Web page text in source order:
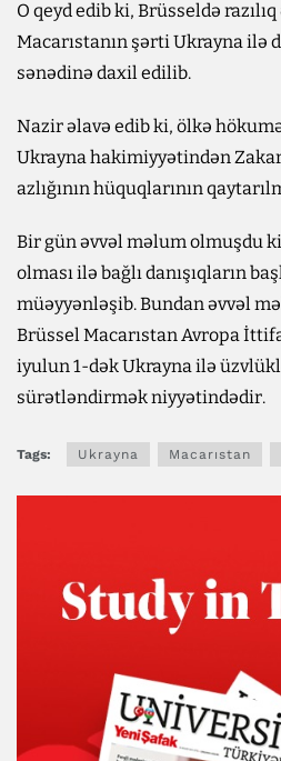
O qeyd edib ki, Brüsseldə
Macarıstanın şərti Ukrayna ilə
sənədinə daxil edilib.
Nazir əlavə edib ki, ölkə
Ukrayna hakimiyyətindən
azlığının hüquqlarının
Bir gün əvvəl məlum olmuşdu
olması ilə bağlı danışıqların
müəyyənləşib. Bundan əvvəl
Brüssel Macarıstan Avropa
iyulun 1-dək Ukrayna ilə
sürətləndirmək niyyətindədir.
Tags: Ukrayna Macarıstan